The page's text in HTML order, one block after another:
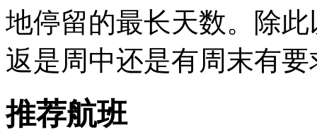
地停留的最长天数。除
返是周中还是有周末有要
推荐航班